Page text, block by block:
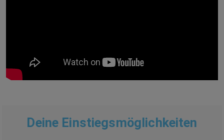
Deine Einstiegsmöglichkeiten